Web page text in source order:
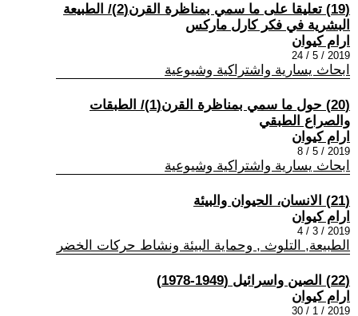
(19) تعليقا على ما سمي بمناظرة القرن(2)/ الطبيعة
البشرية في فكر كارل ماركس
ارام كيوان
2019 / 5 / 24
ابحاث يسارية واشتراكية وشيوعية
(20) حول ما سمي بمناظرة القرن(1)/ الطبقات
والصراع الطبقي
ارام كيوان
2019 / 5 / 8
ابحاث يسارية واشتراكية وشيوعية
(21) الانسان، الحيوان والبيئة
ارام كيوان
2019 / 3 / 4
الطبيعة, التلوث , وحماية البيئة ونشاط حركات الخضر
(22) الصين واسرائيل (1949-1978)
ارام كيوان
2019 / 1 / 30